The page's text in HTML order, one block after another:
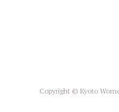
Copyright © Kyoto